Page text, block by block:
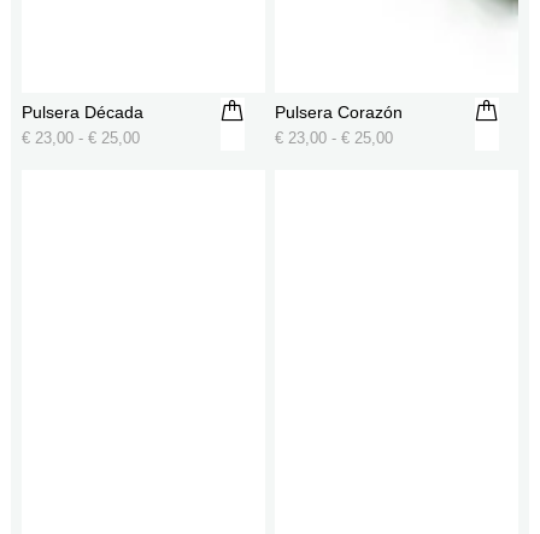
Pulsera Década
€23,00 - €25,00
Pulsera Corazón
€ 23,00 - € 25,00